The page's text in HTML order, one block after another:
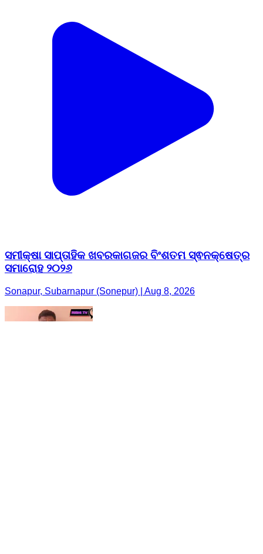
ସମୀକ୍ଷା ସାପ୍ତାହିକ ଖବରକାଗଜର ବିଂଶତମ ସ୍ଵନକ୍ଷେତ୍ର
ସମାରୋହ ୨୦୨୬
Sonapur, Subarnapur (Sonepur) | Aug 8, 2026